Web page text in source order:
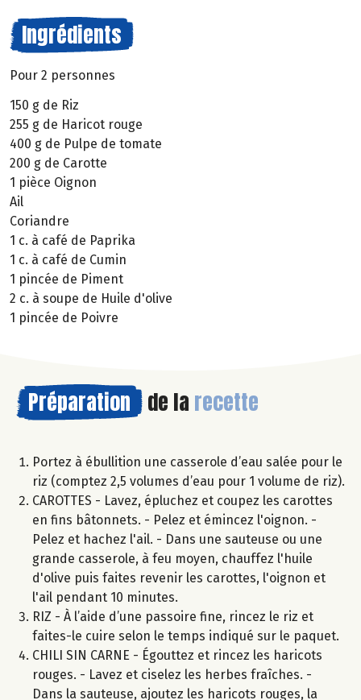
Ingrédients
Pour 2 personnes
150 g de Riz
255 g de Haricot rouge
400 g de Pulpe de tomate
200 g de Carotte
1 pièce Oignon
Ail
Coriandre
1 c. à café de Paprika
1 c. à café de Cumin
1 pincée de Piment
2 c. à soupe de Huile d'olive
1 pincée de Poivre
Préparation de la recette
Portez à ébullition une casserole d’eau salée pour le
riz (comptez 2,5 volumes d’eau pour 1 volume de riz).
CAROTTES - Lavez, épluchez et coupez les carottes
en fins bâtonnets. - Pelez et émincez l'oignon. -
Pelez et hachez l'ail. - Dans une sauteuse ou une
grande casserole, à feu moyen, chauffez l'huile
d'olive puis faites revenir les carottes, l'oignon et
l'ail pendant 10 minutes.
RIZ - À l’aide d’une passoire fine, rincez le riz et
faites-le cuire selon le temps indiqué sur le paquet.
CHILI SIN CARNE - Égouttez et rincez les haricots
rouges. - Lavez et ciselez les herbes fraîches. -
Dans la sauteuse, ajoutez les haricots rouges, la